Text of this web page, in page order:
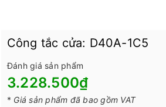
Công tắc cửa: D40A-1C5
Đánh giá sản phẩm
3.228.500₫
* Giá sản phẩm đã bao gồm VAT